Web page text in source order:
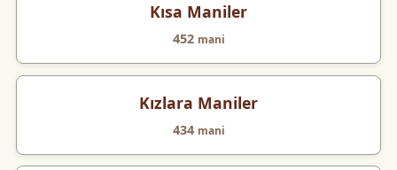
Kısa Maniler
452 mani
Kızlara Maniler
434 mani